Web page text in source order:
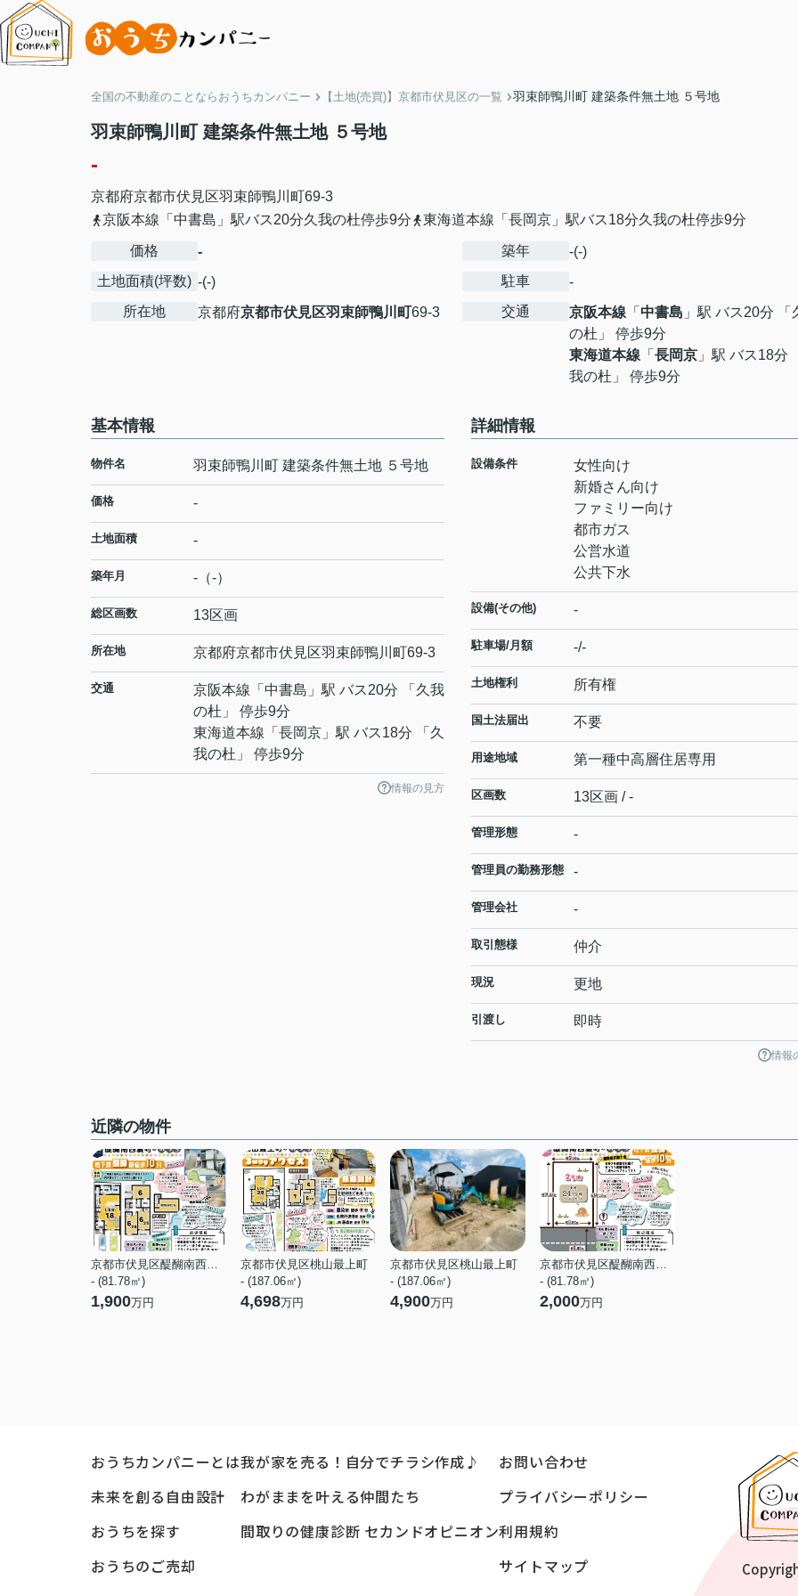
全国の不動産のことならおうちカンパニー 【土地(売買)】京都市伏見区の一覧 羽束師鴨川町 建築条件無土地 ５号地
羽束師鴨川町 建築条件無土地 ５号地
-
京都府京都市伏見区羽束師鴨川町69-3
京阪本線「中書島」駅バス20分久我の杜停歩9分
東海道本線「長岡京」駅バス18分久我の杜停歩9分
価格
-
土地面積(坪数) -(-)
所在地
京都府京都市伏見区羽束師鴨川町69-3
築年
-(-)
駐車
-
交通
京阪本線 「 中書島 」駅 バス20分 「
の杜」 停歩9分
東海道本線 「 長岡京 」駅 バス18分
我の杜」 停歩9分
基本情報
物件名 羽束師鴨川町 建築条件無土地 ５号地
価格 -
土地面積 -
築年月 -（-）
総区画数 13区画
所在地 京都府京都市伏見区羽束師鴨川町69-3
交通 京阪本線 「 中書島 」駅 バス20分 「久我
の杜」 停歩9分
東海道本線 「 長岡京 」駅 バス18分 「久
我の杜」 停歩9分
情報の見方
詳細情報
設備条件
女性向け
新婚さん向け
ファミリー向け
都市ガス
公営水道
公共下水
設備(その他) -
駐車場/月額 -/-
土地権利 所有権
国土法届出 不要
用途地域 第一種中高層住居専用
区画数 13区画 / -
管理形態 -
管理員の勤務形態 -
管理会社 -
取引態様 仲介
現況 更地
引渡し 即時
情報
近隣の物件
京都市伏見区醍醐南西裏町
- (81.78㎡)
1,900万円
京都市伏見区桃山最上町
- (187.06㎡)
4,698万円
京都市伏見区桃山最上町
- (187.06㎡)
4,900万円
京都市伏見区醍醐南西裏町
- (81.78㎡)
2,000万円
おうちカンパニーとは
未来を創る自由設計
おうちを探す
おうちのご売却
我が家を売る！自分でチラシ作成♪
わがままを叶える仲間たち
間取りの健康診断 セカンドオピニオン
お問い合わせ
プライバシーポリシー
利用規約
サイトマップ